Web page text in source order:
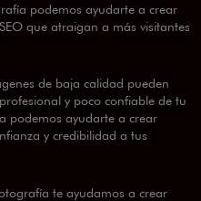
podemos ayudarte a crear
que atraigan a más visitantes
de baja calidad pueden
y poco confiable de tu
podemos ayudarte a crear
y credibilidad a tus
te ayudamos a crear